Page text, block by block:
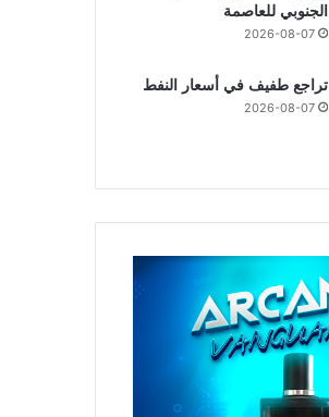
الجنوبي للعاصمة
2026-08-07
تراجع طفيف في أسعار النفط
2026-08-07